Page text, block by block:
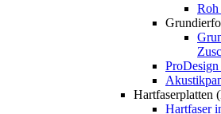
Hartfaserplatten
Hartfaser